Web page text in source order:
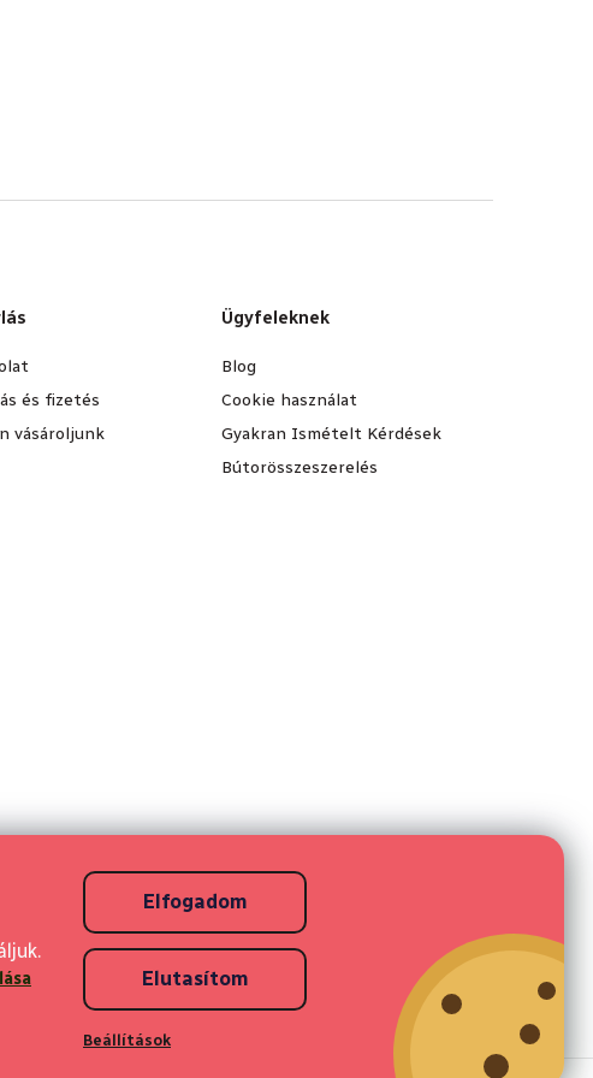
Beállítások
Elutasítom
Elfogadom
és fizetés
vásároljunk
Ügyfeleknek
Blog
Cookie használat
Gyakran Ismételt Kérdések
Bútorösszeszerelés